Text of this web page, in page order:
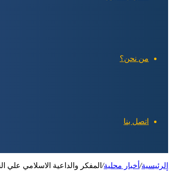
من نحن؟
اتصل بنا
الرئيسية/ أخبار محلية/ المفكر والداعية الاسلامي علي